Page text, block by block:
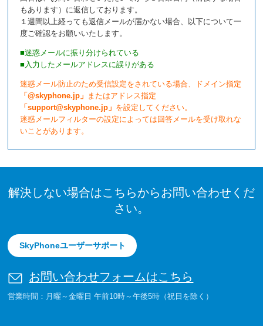
もあります）に返信しております。
１週間以上経っても返信メールが届かない場合、以下について一
度ご確認をお願いいたします。
■迷惑メールに振り分けられている
■入力したメールアドレスに誤りがある
迷惑メール防止のため受信設定をされている場合、ドメイン指定
「@skyphone.jp」
またはアドレス指定
「support@skyphone.jp」 を設定してください。
迷惑メールフィルターの設定によっては回答メールを受け取れな
いことがあります。
解決しない場合はこちらからお問い合わせくだ
さい。
SkyPhoneユーザーサポート
お問い合わせフォームはこちら
営業時間：月曜～金曜日 午前10時～午後5時（祝日を除く）